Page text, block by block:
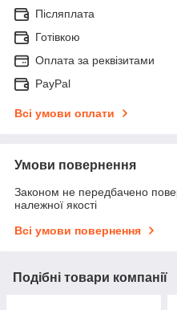
Післяплата
Готівкою
Оплата за реквізитами
PayPal
Всі умови оплати
Умови повернення
Законом не передбачено
належної якості
Всі умови повернення
Подібні товари компанії